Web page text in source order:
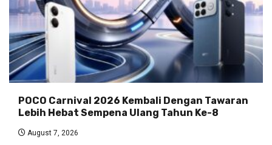
POCO Carnival 2026 Kembali Dengan Tawaran
Lebih Hebat Sempena Ulang Tahun Ke-8
August 7, 2026